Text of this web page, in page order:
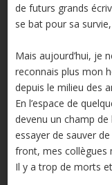
de futurs grands
se bat pour sa
Mais aujourd’hui, je
reconnais plus mon
depuis le milieu des
En l’espace de
devenu un champ
essayer de sauver
front, mes collègues
Il y a trop de morts